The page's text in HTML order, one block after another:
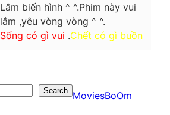
Lâm biến hình ^ ^.Phim này vui
lắm ,yêu vòng vòng ^ ^.
Sống có gì vui .Chết có gì buồn
Search MoviesBoOm